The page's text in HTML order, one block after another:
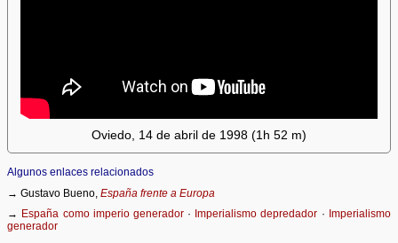
Oviedo, 14 de abril de 1998 (1h 52 m)
Algunos enlaces relacionados
→ Gustavo Bueno,España frente a Europa
→ España como imperio generador· Imperialismo depredador · Imperialismo
generador